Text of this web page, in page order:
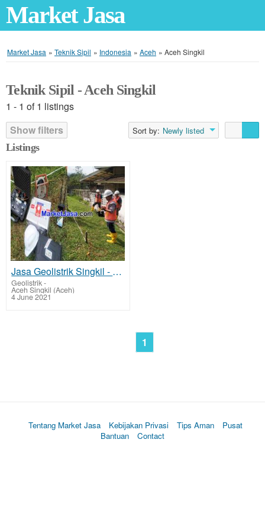
Market Jasa
Market Jasa » Teknik Sipil » Indonesia » Aceh » Aceh Singkil
Teknik Sipil - Aceh Singkil
1 - 1 of 1 listings
Show filters
Sort by: Newly listed
Listings
Jasa Geolistrik Singkil - Aceh Singkil Mencari Sumber Lapisan Air Bawah Tanah Tarif Biaya Per Titik
Geolistrik-
Aceh Singkil (Aceh)
4 June 2021
1
Tentang Market Jasa Kebijakan Privasi Tips Aman
Pusat
Bantuan
Contact